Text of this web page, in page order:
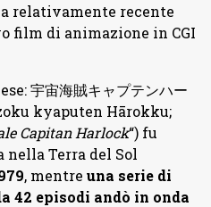
relativamente recente
film di animazione in CGI
宇宙海賊キャプテンハー
kyaputen Hārokku;
Capitan Harlock“) fu
Terra del Sol
, mentre una serie di
42 episodi andò in onda